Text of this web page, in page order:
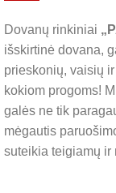
Dovanų rinkiniai
išskirtinė dovana,
prieskonių, vaisių
kokiom progoms!
galės ne tik
mėgautis
suteikia teigiamų ir